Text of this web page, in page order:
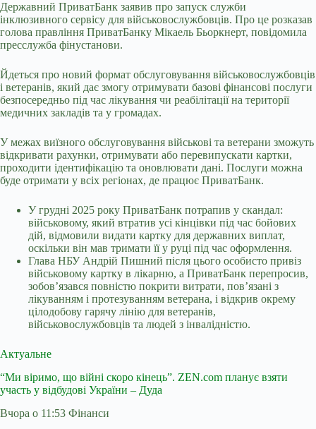
Державний ПриватБанк заявив про запуск служби
інклюзивного сервісу для військовослужбовців. Про це розказав
голова правління ПриватБанку Мікаель Бьоркнерт, повідомила
пресслужба фінустанови.
Йдеться про новий формат обслуговування військовослужбовців
і ветеранів, який дає змогу отримувати базові фінансові послуги
безпосередньо під час лікування чи реабілітації на території
медичних закладів та у громадах.
У межах виїзного обслуговування військові та ветерани зможуть
відкривати рахунки, отримувати або перевипускати картки,
проходити ідентифікацію та оновлювати дані. Послуги можна
буде отримати у всіх регіонах, де працює ПриватБанк.
У грудні 2025 року ПриватБанк потрапив у скандал:
військовому, який втратив усі кінцівки під час бойових
дій, відмовили видати картку для державних виплат,
оскільки він мав тримати її у руці під час оформлення.
Глава НБУ Андрій Пишний після цього особисто привіз
військовому картку в лікарню, а ПриватБанк перепросив,
зобов’язався повністю покрити витрати, пов’язані з
лікуванням і протезуванням ветерана, і відкрив окрему
цілодобову гарячу лінію для ветеранів,
військовослужбовців та людей з інвалідністю.
Актуальне
“Ми віримо, що війні скоро кінець”. ZEN.com планує взяти
участь у відбудові України – Дуда
Вчора о 11:53 Фінанси